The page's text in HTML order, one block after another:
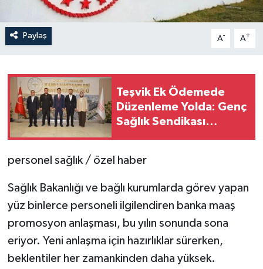
Paylaş A- A+
Teşvik Ek Ödemede
Düzenleme Yolda: Genç
Sağlık Sendikası
Müdürü'ne İletti
personel sağlık / özel haber
Sağlık Bakanlığı ve bağlı kurumlarda görev yapan
yüz binlerce personeli ilgilendiren banka maaş
promosyon anlaşması, bu yılın sonunda sona
eriyor. Yeni anlaşma için hazırlıklar sürerken,
beklentiler her zamankinden daha yüksek.